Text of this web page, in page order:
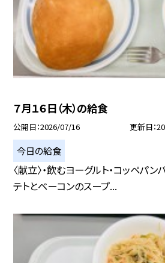
７月１６日（木）の給食
公開日 2026/07/16 更新日
今日の給食
〈献立〉・飲むヨーグルト・コッペパン
テトとベーコンのスープ...